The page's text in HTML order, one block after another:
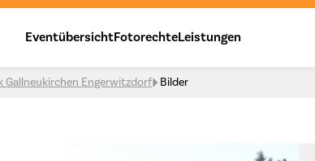
EventübersichtFotorechteLeistungen
Engerwitzdorf Bilder